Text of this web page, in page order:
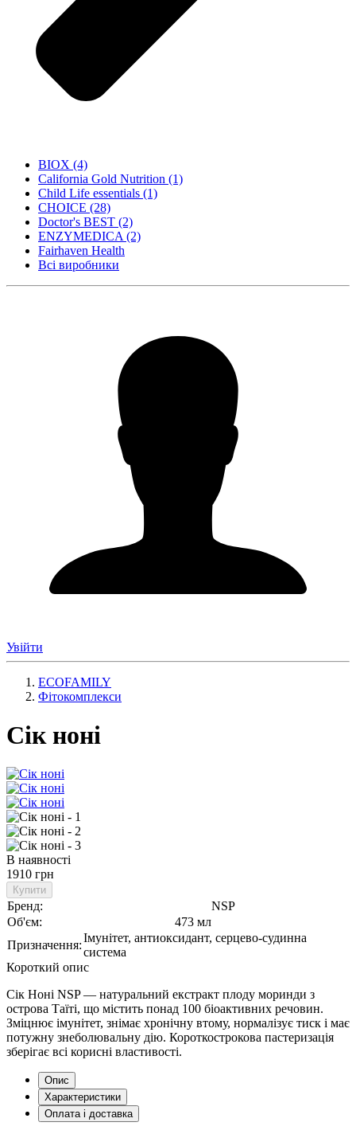
BIOX (4)
California Gold Nutrition (1)
Child Life essentials (1)
CHOICE (28)
Doctor's BEST (2)
ENZYMEDICA (2)
Fairhaven Health
Всі виробники
Увійти
ECOFAMILY
Фітокомплекси
Сік ноні
В наявності
1910 грн
Купити
Бренд:
NSP
Об'єм:
473 мл
Призначення:
Імунітет, антиоксидант, серцево-судинна
система
Короткий опис
Сік Ноні NSP — натуральний екстракт плоду моринди з
острова Таїті, що містить понад 100 біоактивних речовин.
Зміцнює імунітет, знімає хронічну втому, нормалізує тиск і має
потужну знеболювальну дію. Короткострокова пастеризація
зберігає всі корисні властивості.
Опис
Характеристики
Оплата і доставка